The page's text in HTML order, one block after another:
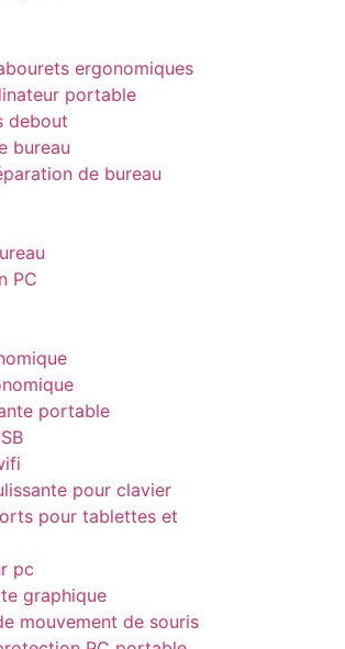
ergonomiques
portable
debout
bureau
de bureau
PC
portable​
pour clavier
pour tablettes et
pc
graphique
mouvement de souris